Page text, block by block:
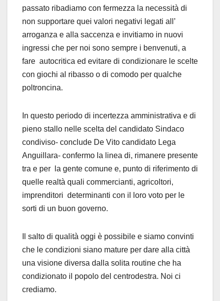
passato ribadiamo con fermezza la necessità di
non supportare quei valori negativi legati all’
arroganza e alla saccenza e invitiamo in nuovi
ingressi che per noi sono sempre i benvenuti, a
fare autocritica ed evitare di condizionare le scelte
con giochi al ribasso o di comodo per qualche
poltroncina.
In questo periodo di incertezza amministrativa e di
pieno stallo nelle scelta del candidato Sindaco
condiviso- conclude De Vito candidato Lega
Anguillara- confermo la linea di, rimanere presente
tra e per la gente comune e, punto di riferimento di
quelle realtà quali commercianti, agricoltori,
imprenditori determinanti con il loro voto per le
sorti di un buon governo.
Il salto di qualità oggi è possibile e siamo convinti
che le condizioni siano mature per dare alla città
una visione diversa dalla solita routine che ha
condizionato il popolo del centrodestra. Noi ci
crediamo.